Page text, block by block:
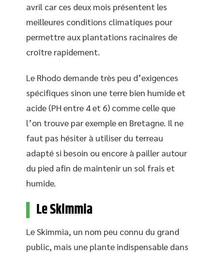
avril car ces deux mois présentent les
meilleures conditions climatiques pour
permettre aux plantations racinaires de
croître rapidement.
Le Rhodo demande très peu d’exigences
spécifiques sinon une terre bien humide et
acide (PH entre 4 et 6) comme celle que
l’on trouve par exemple en Bretagne. Il ne
faut pas hésiter à utiliser du terreau
adapté si besoin ou encore à pailler autour
du pied afin de maintenir un sol frais et
humide.
Le Skimmia
Le Skimmia, un nom peu connu du grand
public, mais une plante indispensable dans